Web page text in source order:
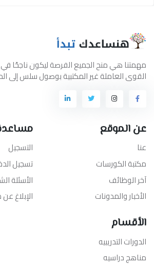
مهمتنا هي منح الجميع الفرصة ليكون ناجحًا
القوى العاملة غير المكتبية بوصول سلس إلى
عن الموقع
عنا
مكتبة الكورسات
آخر الوظائف
الأخبار والمدونات
التسجيل
تسجيل
الأسئلة
الإبلاغ
الأقسام
الدورات التدريبيه
مناهج دراسيه